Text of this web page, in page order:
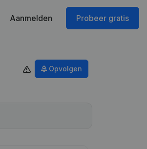
Aanmelden Probeer gratis
Opvolgen